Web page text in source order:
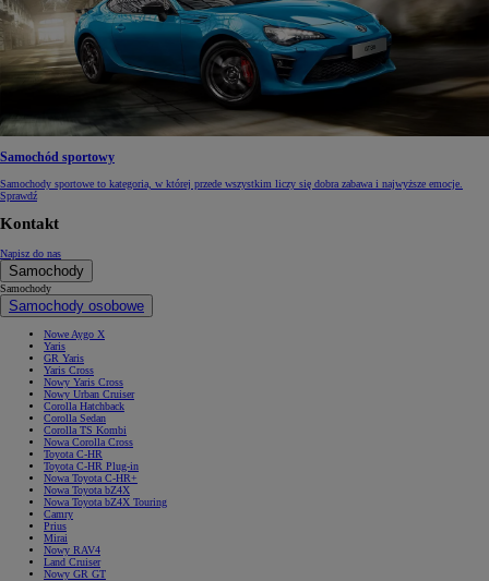
Samochód sportowy
Samochody sportowe to kategoria, w której przede wszystkim liczy się dobra zabawa i najwyższe emocje.
Sprawdź
Kontakt
Napisz do nas
Samochody
Samochody
Samochody osobowe
Nowe Aygo X
Yaris
GR Yaris
Yaris Cross
Nowy Yaris Cross
Nowy Urban Cruiser
Corolla Hatchback
Corolla Sedan
Corolla TS Kombi
Nowa Corolla Cross
Toyota C-HR
Toyota C-HR Plug-in
Nowa Toyota C-HR+
Nowa Toyota bZ4X
Nowa Toyota bZ4X Touring
Camry
Prius
Mirai
Nowy RAV4
Land Cruiser
Nowy GR GT